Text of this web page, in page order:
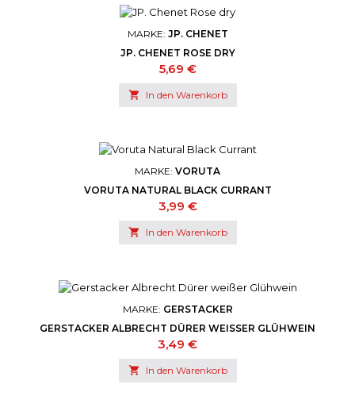
MARKE: JP. CHENET
JP. CHENET ROSE DRY
Preis
5,69 €
 In den Warenkorb
MARKE: VORUTA
VORUTA NATURAL BLACK CURRANT
Preis
3,99 €
 In den Warenkorb
MARKE: GERSTACKER
GERSTACKER ALBRECHT DÜRER WEISSER GLÜHWEIN
Preis
3,49 €
 In den Warenkorb